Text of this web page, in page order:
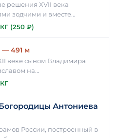
решения XVII века
зодчими и вместе…
(250 ₽)
— 491 м
веке сыном Владимира
на…
Антониева
России, построенный в